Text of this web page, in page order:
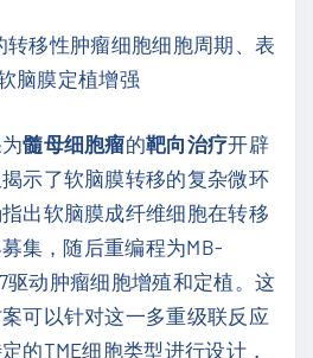
转移性肿瘤细胞细胞周期、表
脑膜定植增强
髓母细胞瘤的靶向治疗开辟
示了软脑膜转移的复杂微环
出软脑膜成纤维细胞在转移
集，随后重编程为MB-
驱动肿瘤细胞增殖和定植。这
可以针对这一多重级联反应
的TME细胞类型进行设计，